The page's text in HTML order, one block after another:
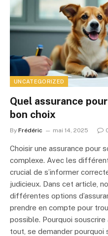
UNCATEGORIZED
Quel assurance
bon choix
By Frédéric mai 14, 2025
Choisir une assurance pour
complexe. Avec les
crucial de s’informer
judicieux. Dans cet article,
différentes options
prendre en compte pour
possible. Pourquoi souscrire
tout, se demander pourquoi